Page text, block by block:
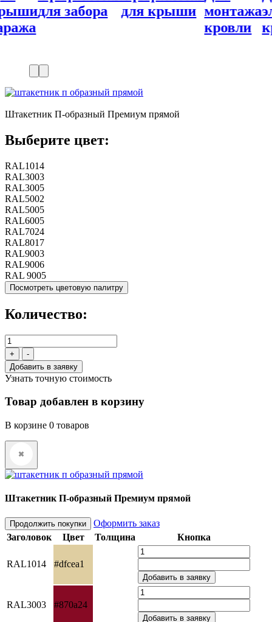
для забора
для крыши монтажа
кровли
Штакетник П-образный Премиум прямой
Выберите цвет:
RAL1014
RAL3003
RAL3005
RAL5002
RAL5005
RAL6005
RAL7024
RAL8017
RAL9003
RAL9006
RAL 9005
Посмотреть цветовую палитру
Количество:
+ -
Узнать точную стоимость
Товар добавлен в корзину
В корзине 0 товаров
Штакетник П-образный Премиум прямой
Продолжить покупки
Оформить заказ
Заголовок
Цвет Толщина Кнопка
RAL1014 #dfcea1
RAL3003 #870a24